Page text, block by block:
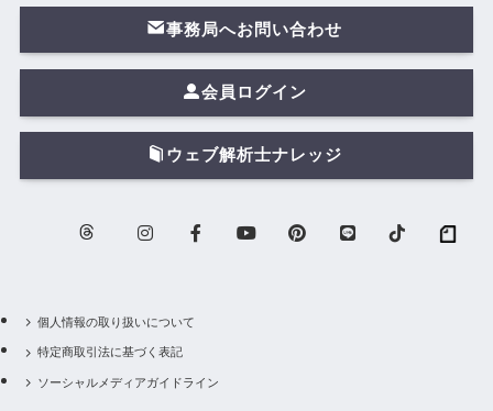
事務局へお問い合わせ
会員ログイン
ウェブ解析士ナレッジ
個人情報の取り扱いについて
特定商取引法に基づく表記
ソーシャルメディアガイドライン